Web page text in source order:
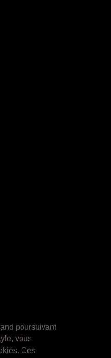
poursuivant
vous
Ces